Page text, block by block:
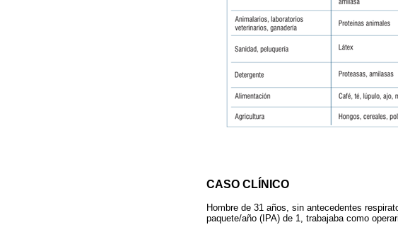
CASO CLÍNICO
Hombre de 31 años, sin antecedentes
paquete/año (IPA) de 1, trabajaba como